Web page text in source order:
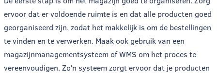
ervoor dat er voldoende ruimte is en dat alle producten goed
georganiseerd zijn, zodat het makkelijk is om de bestellingen
te vinden en te verwerken. Maak ook gebruik van een
magazijnmanagementsysteem of WMS om het proces te
vereenvoudigen. Zo’n systeem zorgt ervoor dat je producten